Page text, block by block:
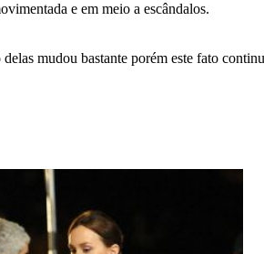
e em meio a escândalos.
mudou bastante porém este fato